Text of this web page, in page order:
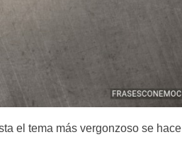
el tema más vergonzoso se hace